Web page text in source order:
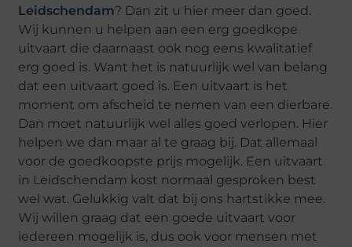
Leidschendam? Dan zit u hier meer dan goed.
Wij kunnen u helpen aan een erg goedkope
uitvaart die daarnaast ook nog eens kwalitatief
erg goed is. Want het is natuurlijk wel van belang
dat een uitvaart goed is. Een uitvaart is het
moment om afscheid te nemen van een dierbare.
Dan moet natuurlijk wel alles goed verlopen. Hier
helpen we dan maar al te graag bij. Dat allemaal
voor de goedkoopste prijs mogelijk. Een uitvaart
in Leidschendam kost normaal gesproken best
wel wat. Gelukkig valt dat bij ons hartstikke mee.
Wij willen graag dat een goede uitvaart voor
iedereen mogelijk is, dus ook voor mensen met